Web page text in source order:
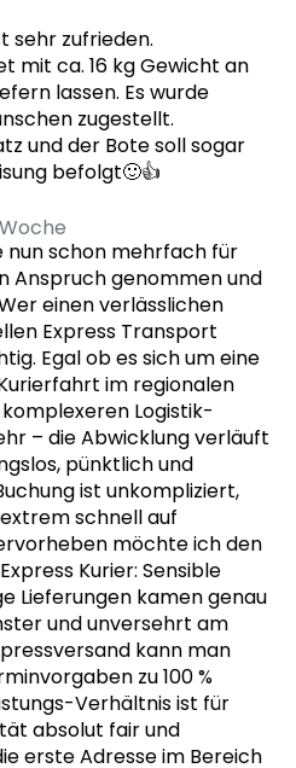
sehr zufrieden.
mit ca. 16 kg Gewicht an
lassen. Es wurde
zugestellt.
und der Bote soll sogar
befolgt🙂👍
nun schon mehrfach für
Anspruch genommen und
einen verlässlichen
Express Transport
Egal ob es sich um eine
im regionalen
Logistik-
– die Abwicklung verläuft
pünktlich und
ist unkompliziert,
schnell auf
möchte ich den
Kurier: Sensible
Lieferungen kamen genau
und unversehrt am
kann man
zu 100 %
Verhältnis ist für
absolut fair und
erste Adresse im Bereich